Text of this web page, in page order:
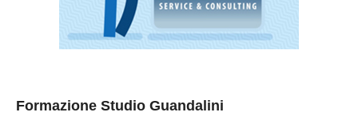
Formazione Studio Guandalini